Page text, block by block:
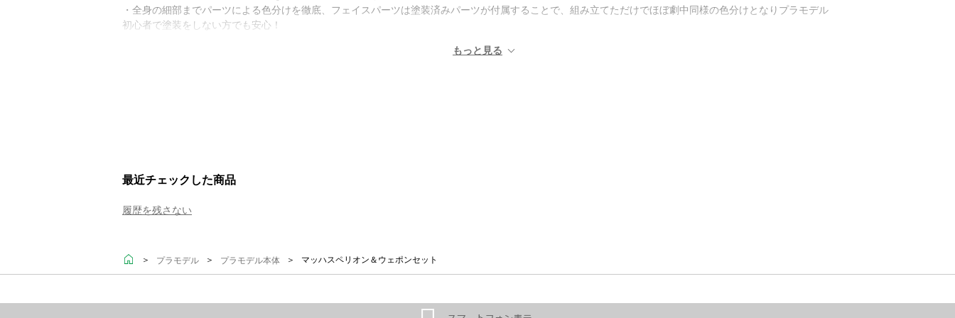
・全身の細部までパーツによる色分けを徹底、フェイスパーツは塗装済みパーツが付属することで、組み立てただけでほぼ劇中同様の色分けとなりプラモデル
初心者で塗装をしない方でも安心！
最近チェックした商品
履歴を残さない
＞ プラモデル ＞ プラモデル本体 ＞ マッハスペリオン＆ウェポンセット